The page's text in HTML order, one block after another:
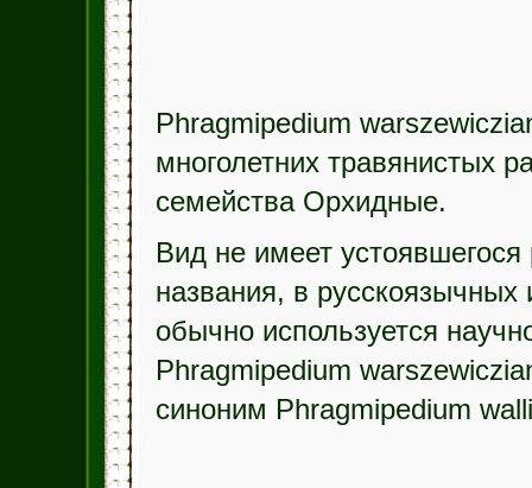
Phragmipedium
многолетних травянистых
семейства Орхидные.
Вид не имеет устоявшегося
названия, в русскоязычных
обычно используется
Phragmipedium
синоним Phragmipedium